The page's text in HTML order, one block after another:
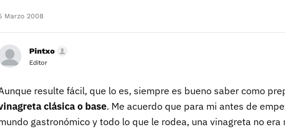
Marzo 2008
Pintxo
Editor
resulte fácil, que lo es, siempre es bueno saber como
clásica o base. Me acuerdo que para mi antes de
gastronómico y todo lo que le rodea, una vinagreta no era